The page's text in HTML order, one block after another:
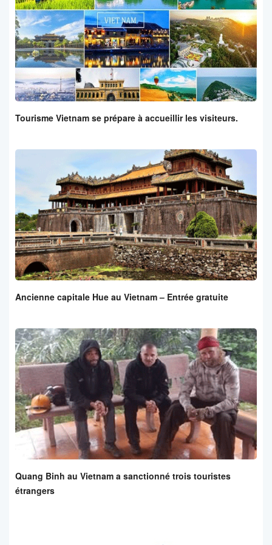
Tourisme Vietnam se prépare à accueillir les visiteurs.
Ancienne capitale Hue au Vietnam – Entrée gratuite
Quang Binh au Vietnam a sanctionné trois touristes
étrangers